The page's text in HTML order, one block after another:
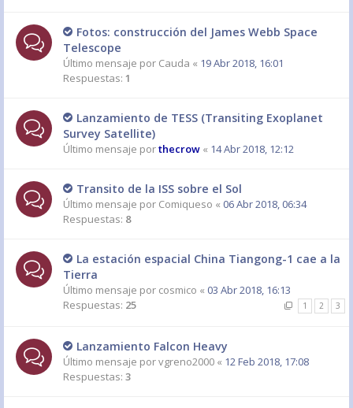
Fotos: construcción del James Webb Space
Telescope
Último mensaje por Cauda « 19 Abr 2018, 16:01
Respuestas: 1
Lanzamiento de TESS (Transiting Exoplanet
Survey Satellite)
Último mensaje porthecrow « 14 Abr 2018, 12:12
Transito de la ISS sobre el Sol
Último mensaje por Comiqueso « 06 Abr 2018, 06:34
Respuestas: 8
La estación espacial China Tiangong-1 cae a la
Tierra
Último mensaje por cosmico « 03 Abr 2018, 16:13
Respuestas: 25 1 2 3
Lanzamiento Falcon Heavy
Último mensaje porvgreno2000 « 12 Feb 2018, 17:08
Respuestas: 3